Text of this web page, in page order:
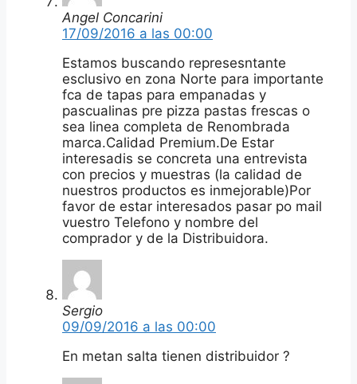
Angel Concarini
17/09/2016 a las 00:00
Estamos buscando represesntante
esclusivo en zona Norte para importante
fca de tapas para empanadas y
pascualinas pre pizza pastas frescas o
sea linea completa de Renombrada
marca.Calidad Premium.De Estar
interesadis se concreta una entrevista
con precios y muestras (la calidad de
nuestros productos es inmejorable)Por
favor de estar interesados pasar po mail
vuestro Telefono y nombre del
comprador y de la Distribuidora.
Sergio
09/09/2016 a las 00:00
En metan salta tienen distribuidor ?